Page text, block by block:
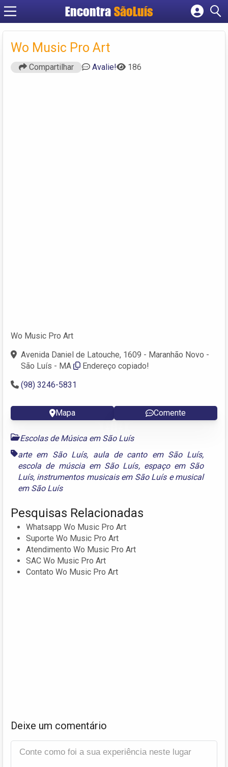
Encontra SãoLuís
Cadastrar empresa
Criar conta
Wo Music Pro Art
Compartilhar Avalie! 186
Wo Music Pro Art
Avenida Daniel de Latouche, 1609 - Maranhão Novo -
São Luís - MA
Endereço copiado!
(98) 3246-5831
Mapa Comente
Escolas de Música em São Luís
arte em São Luís, aula de canto em São Luís,
escola de múscia em São Luís, espaço em São
Luís, instrumentos musicais em São Luísemusical
em São Luís
Pesquisas Relacionadas
Whatsapp Wo Music Pro Art
Suporte Wo Music Pro Art
Atendimento Wo Music Pro Art
SAC Wo Music Pro Art
Contato Wo Music Pro Art
Deixe um comentário